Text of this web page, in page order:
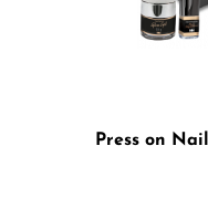
Press on